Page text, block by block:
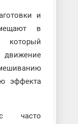
и
в
который
движение
эффекта
часто